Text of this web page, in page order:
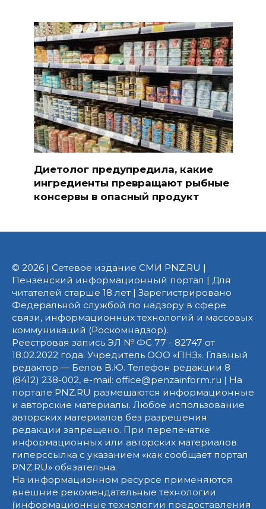
Диетолог предупредила, какие
ингредиенты превращают рыбные
консервы в опасный продукт
© 2026 | Сетевое издание СМИ PNZ.RU |
Пензенский информационный портал | Для
читателей старше 18 лет | Зарегистрировано
Федеральной службой по надзору в сфере
связи, информационных технологий и массовых
коммуникаций (Роскомнадзор).
Реестровая запись ЭЛ № ФС 77 - 82747 от
18.02.2022 года. Учредитель ООО «ПНЗ». Главный
редактор — Белов В.Ю. Телефон редакции 8
(8412) 238-002, e-mail: office@penzainform.ru | На
портале PNZ.RU размещаются информационные
и авторские материалы. Любое использование
авторских материалов без разрешения
редакции запрещено. При перепечатке
информационных или авторских материалов
гиперссылка с указанием «как сообщает портал
PNZ.RU» обязательна.
На информационном ресурсе применяются
внешние рекомендательные технологии
(информационные технологии предоставления